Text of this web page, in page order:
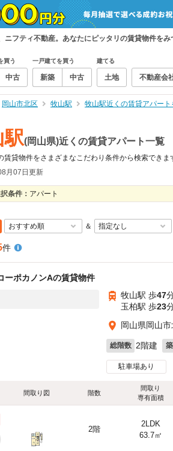
フティ不動産。あなたにピッタリの賃貸物件をみ
買う
中古
一戸建てを買う
新築 中古
建てる
土地 不動産会
岡山市北区 牧山駅 牧山駅近くの賃貸アパート
駅(岡山県)近くの賃貸アパート一覧
賃貸物件をさまざまなこだわり条件から検索できま
月07日更新
条件： アパート
＆
件
ーポカノンAの賃貸物件
牧山駅 歩47
玉柏駅 歩23
岡山県岡山
総階数 2階建
駐車場あり
間取り図 階数
間取り
専有面積
2階
2LDK
63.7㎡